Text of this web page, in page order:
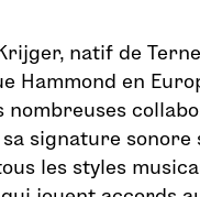
natif de
Hammond en
nombreuses
sa signature
les styles